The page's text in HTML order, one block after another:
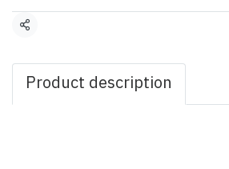
Share
Product description